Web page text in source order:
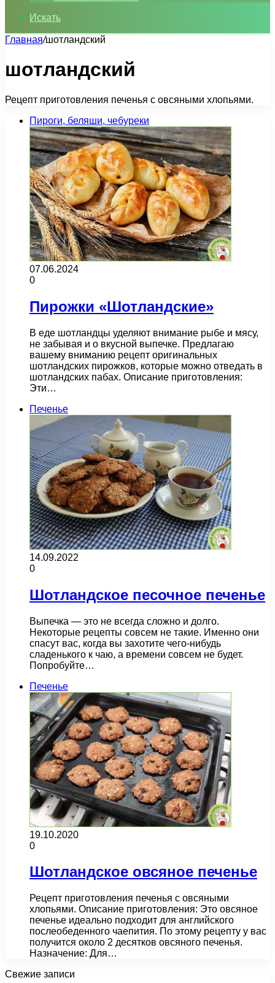
Искать
Главная/шотландский
шотландский
Рецепт приготовления печенья с овсяными хлопьями.
Пироги, беляши, чебуреки
07.06.2024
0
Пирожки «Шотландские»
В еде шотландцы уделяют внимание рыбе и мясу,
не забывая и о вкусной выпечке. Предлагаю
вашему вниманию рецепт оригинальных
шотландских пирожков, которые можно отведать в
шотландских пабах. Описание приготовления:
Эти…
Печенье
14.09.2022
0
Шотландское песочное печенье
Выпечка — это не всегда сложно и долго.
Некоторые рецепты совсем не такие. Именно они
спасут вас, когда вы захотите чего-нибудь
сладенького к чаю, а времени совсем не будет.
Попробуйте…
Печенье
19.10.2020
0
Шотландское овсяное печенье
Рецепт приготовления печенья с овсяными
хлопьями. Описание приготовления: Это овсяное
печенье идеально подходит для английского
послеобеденного чаепития. По этому рецепту у вас
получится около 2 десятков овсяного печенья.
Назначение: Для…
Свежие записи